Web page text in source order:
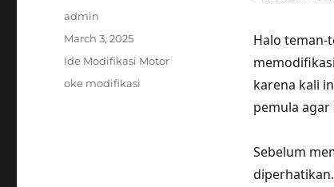
Halo teman-
karena kali
pemula
Sebelum
Author
admin
Posted
on
March 3, 2025
Categories
Ide Modifikasi Motor
Tags
oke modifikasi